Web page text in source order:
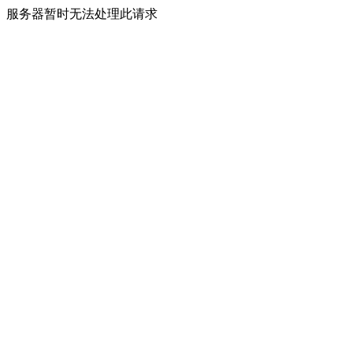
服务器暂时无法处理此请求